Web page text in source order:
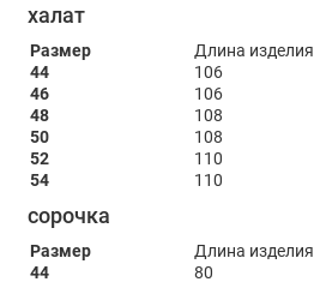
халат
Размер
Длина изделия
44
106
46
106
48
108
50
108
52
110
54
110
сорочка
Размер
Длина изделия
44
80